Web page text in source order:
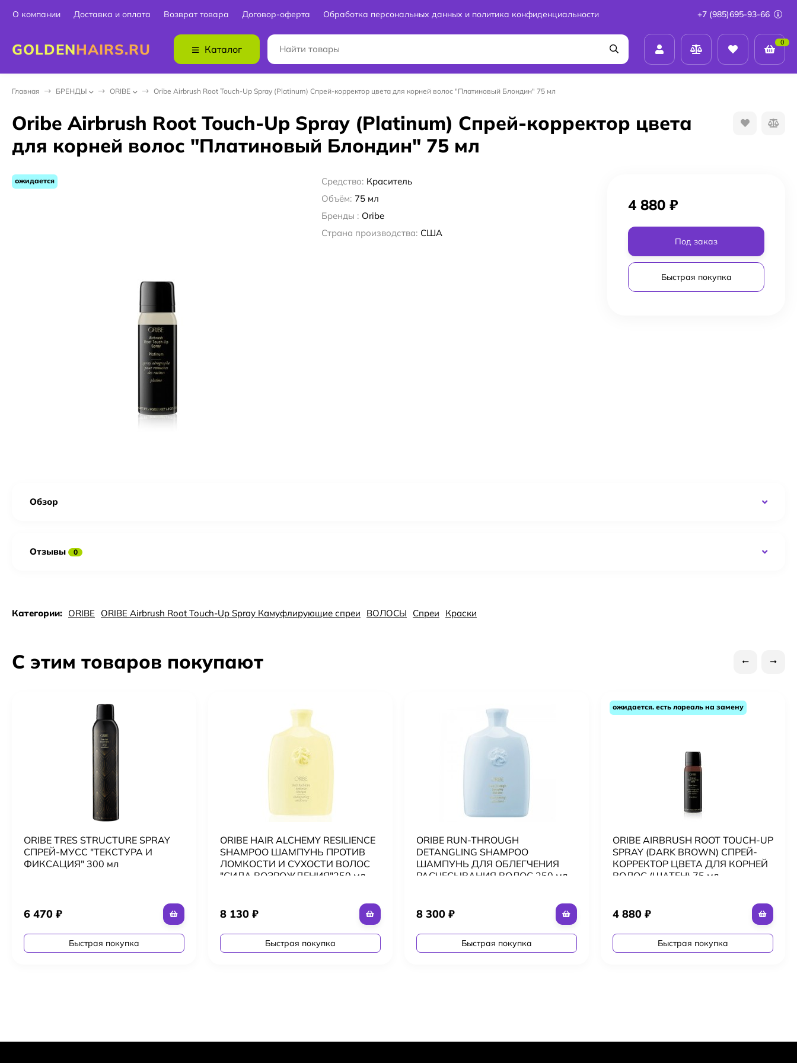
О компании Доставка и оплата Возврат товара Договор-оферта Обработка персональных данных и политика конфиденциальности +7 (985)695-93-66
GOLDENHAIRS.RU Каталог
0
Главная БPEНДЫ ORIBE Oribe Airbrush Root Touch-Up Spray (Platinum) Спрей-корректор цвета для корней волос "Платиновый Блондин" 75 мл
Oribe Airbrush Root Touch-Up Spray (Platinum) Спрей-корректор цвета
для корней волос "Платиновый Блондин" 75 мл
ожидается Средство: Краситель
Объём: 75 мл
Бренды : Oribe
Страна производства: США
4 880 ₽
Под заказ
Быстрая покупка
Обзор
Отзывы 0
Категории: ORIBE ORIBE Airbrush Root Touch-Up Spray Камуфлирующие спреи ВОЛОСЫ Спреи Краски
С этим товаров покупают
ORIBE TRES STRUCTURE SPRAY
СПРЕЙ-МУСС "ТЕКСТУРА И
ФИКСАЦИЯ" 300 мл
6 470 ₽
Быстрая покупка
ORIBE HAIR ALCHEMY RESILIENCE
SHAMPOO ШАМПУНЬ ПРОТИВ
ЛОМКОСТИ И СУХОСТИ ВОЛОС
"СИЛА ВОЗРОЖДЕНИЯ"250 мл
8 130 ₽
Быстрая покупка
ORIBE RUN-THROUGH
DETANGLING SHAMPOO
ШАМПУНЬ ДЛЯ ОБЛЕГЧЕНИЯ
РАСЧЕСЫВАНИЯ ВОЛОС 250 мл
8 300 ₽
Быстрая покупка
ожидается. есть лореаль на замену
ORIBE AIRBRUSH ROOT TOUCH-UP
SPRAY (DARK BROWN) СПРЕЙ-
КОРРЕКТОР ЦВЕТА ДЛЯ КОРНЕЙ
ВОЛОС (ШАТЕН) 75 мл
4 880 ₽
Быстрая покупка